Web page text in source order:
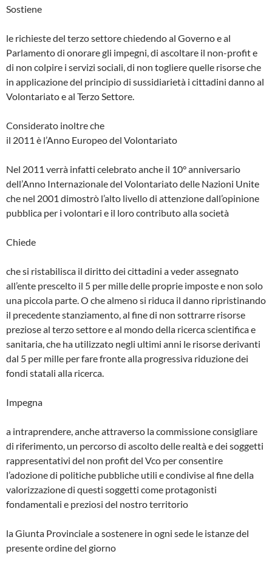
Sostiene
le richieste del terzo settore chiedendo al Governo e al
Parlamento di onorare gli impegni, di ascoltare il non-profit e
di non colpire i servizi sociali, di non togliere quelle risorse che
in applicazione del principio di sussidiarietà i cittadini danno al
Volontariato e al Terzo Settore.
Considerato inoltre che
il 2011 è l’Anno Europeo del Volontariato
Nel 2011 verrà infatti celebrato anche il 10° anniversario
dell’Anno Internazionale del Volontariato delle Nazioni Unite
che nel 2001 dimostrò l’alto livello di attenzione dall’opinione
pubblica per i volontari e il loro contributo alla società
Chiede
che si ristabilisca il diritto dei cittadini a veder assegnato
all’ente prescelto il 5 per mille delle proprie imposte e non solo
una piccola parte. O che almeno si riduca il danno ripristinando
il precedente stanziamento, al fine di non sottrarre risorse
preziose al terzo settore e al mondo della ricerca scientifica e
sanitaria, che ha utilizzato negli ultimi anni le risorse derivanti
dal 5 per mille per fare fronte alla progressiva riduzione dei
fondi statali alla ricerca.
Impegna
a intraprendere, anche attraverso la commissione consigliare
di riferimento, un percorso di ascolto delle realtà e dei soggetti
rappresentativi del non profit del Vco per consentire
l’adozione di politiche pubbliche utili e condivise al fine della
valorizzazione di questi soggetti come protagonisti
fondamentali e preziosi del nostro territorio
la Giunta Provinciale a sostenere in ogni sede le istanze del
presente ordine del giorno